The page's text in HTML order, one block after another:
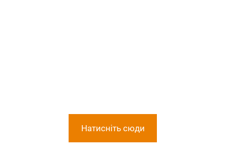
Натисніть сюди